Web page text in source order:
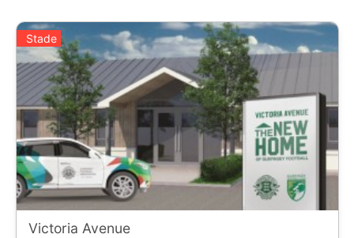
Stade
Victoria Avenue